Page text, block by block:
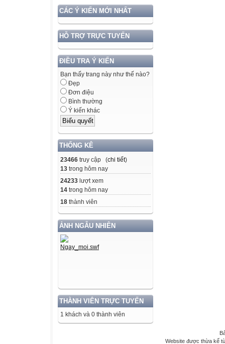
CÁC Ý KIẾN MỚI NHẤT
HỖ TRỢ TRỰC TUYẾN
ĐIỀU TRA Ý KIẾN
Bạn thấy trang này như thế nào?
Đẹp
Đơn điệu
Bình thường
Ý kiến khác
THỐNG KÊ
23466 truy cập (chi tiết)
13 trong hôm nay
24233 lượt xem
14 trong hôm nay
18 thành viên
ẢNH NGẪU NHIÊN
THÀNH VIÊN TRỰC TUYẾN
1 khách và 0 thành viên
Website được thừa kế